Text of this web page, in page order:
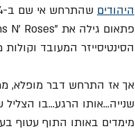
היהודים
הסינטיסייזר המעובד וקולות
אך אז התרחש דבר מופלא,
מימדים באותו התוף עטוף